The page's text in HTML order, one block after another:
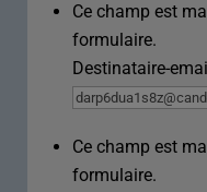
Ce champ est
formulaire.
Destinataire-
Ce champ est
formulaire.